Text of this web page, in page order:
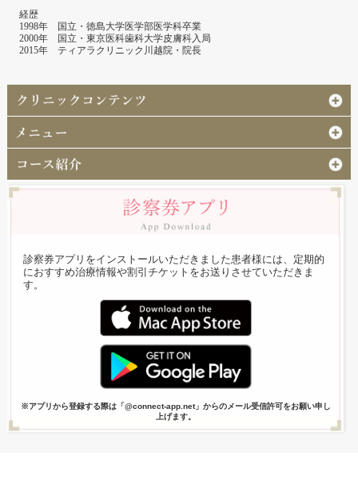
経歴
1998年 国立・徳島大学医学部医学科卒業
2000年 国立・東京医科歯科大学皮膚科入局
2015年 ティアラクリニック川越院・院長
診察券アプリをインストールいただきました患者様には、定期的
におすすめ治療情報や割引チケットをお送りさせていただきま
す。
※アプリから登録する際は「@connect-app.net」からのメール受信許可をお願い申し
上げます。